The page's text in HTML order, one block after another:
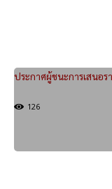
ประกาศผู้ชนะการเสนอร
126